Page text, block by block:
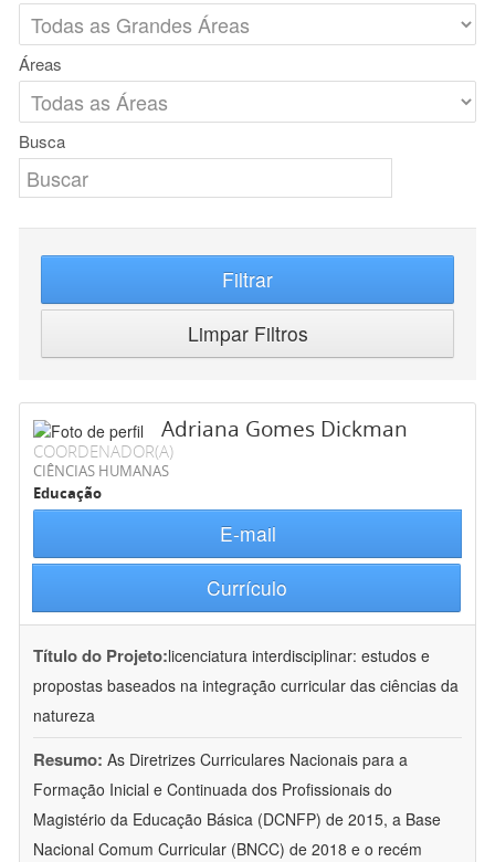
Áreas
Busca
Filtrar
Limpar Filtros
Adriana Gomes Dickman
COORDENADOR(A)
CIÊNCIAS HUMANAS
Educação
E-mail
Currículo
Título do Projeto:licenciatura interdisciplinar: estudos e
propostas baseados na integração curricular das ciências da
natureza
Resumo: As Diretrizes Curriculares Nacionais para a
Formação Inicial e Continuada dos Profissionais do
Magistério da Educação Básica (DCNFP) de 2015, a Base
Nacional Comum Curricular (BNCC) de 2018 e o recém